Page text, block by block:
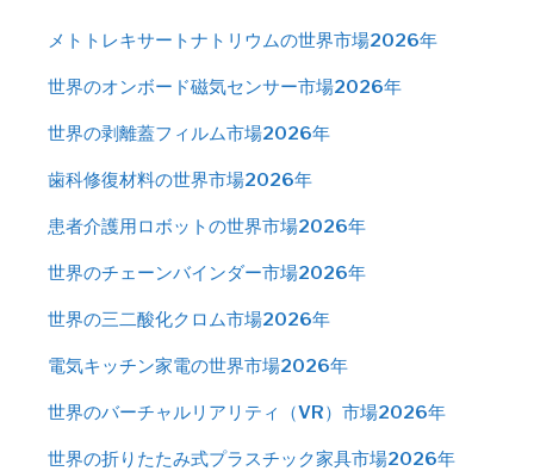
メトトレキサートナトリウムの世界市場2026年
世界のオンボード磁気センサー市場2026年
世界の剥離蓋フィルム市場2026年
歯科修復材料の世界市場2026年
患者介護用ロボットの世界市場2026年
世界のチェーンバインダー市場2026年
世界の三二酸化クロム市場2026年
電気キッチン家電の世界市場2026年
世界のバーチャルリアリティ（VR）市場2026年
世界の折りたたみ式プラスチック家具市場2026年